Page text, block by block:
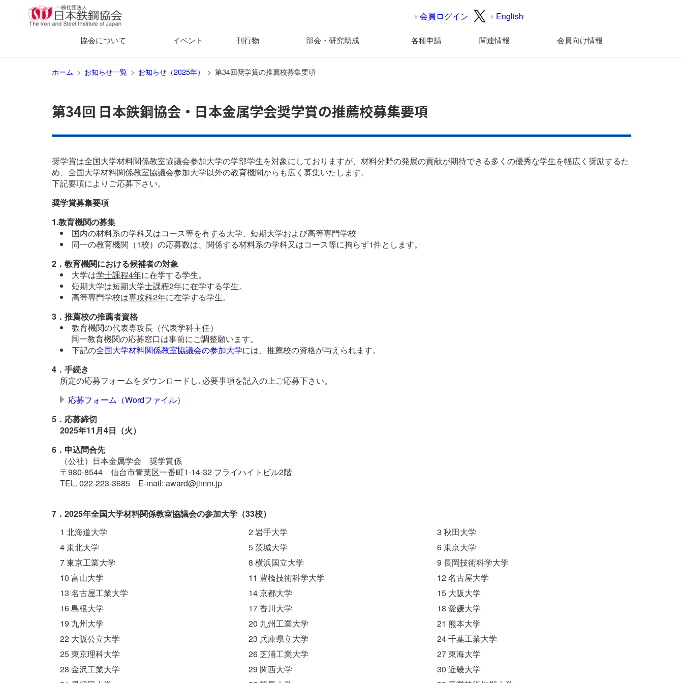
会員ログイン English
協会について イベント 刊行物 部会・研究助成 各種申請 関連情報 会員向け情報
ホーム お知らせ一覧 お知らせ（2025年） 第34回奨学賞の推薦校募集要項
第34回 日本鉄鋼協会・日本金属学会奨学賞の推薦校募集要項
奨学賞は全国大学材料関係教室協議会参加大学の学部学生を対象にしておりますが、材料分野の発展の貢献が期待できる多くの優秀な学生を幅広く奨励するた
め、全国大学材料関係教室協議会参加大学以外の教育機関からも広く募集いたします。
下記要項によりご応募下さい。
奨学賞募集要項
1.教育機関の募集
国内の材料系の学科又はコース等を有する大学、短期大学および高等専門学校
同一の教育機関（1校）の応募数は、関係する材料系の学科又はコース等に拘らず1件とします。
2．教育機関における候補者の対象
大学は学士課程4年に在学する学生。
短期大学は短期大学士課程2年に在学する学生。
高等専門学校は専攻科2年に在学する学生。
3．推薦校の推薦者資格
教育機関の代表専攻長（代表学科主任）
同一教育機関の応募窓口は事前にご調整願います。
下記の全国大学材料関係教室協議会の参加大学には、推薦校の資格が与えられます。
4．手続き
所定の応募フォームをダウンロードし､必要事項を記入の上ご応募下さい。
応募フォーム（Wordファイル）
5．応募締切
2025年11月4日（火）
6．申込問合先
（公社）日本金属学会 奨学賞係
〒980-8544 仙台市青葉区一番町1-14-32 フライハイトビル2階
TEL. 022-223-3685 E-mail: award@jimm.jp
7．2025年全国大学材料関係教室協議会の参加大学（33校）
1 北海道大学
2 岩手大学
3 秋田大学
4 東北大学
5 茨城大学
6 東京大学
7 東京工業大学
8 横浜国立大学
9 長岡技術科学大学
10 富山大学
11 豊橋技術科学大学
12 名古屋大学
13 名古屋工業大学
14 京都大学
15 大阪大学
16 島根大学
17 香川大学
18 愛媛大学
19 九州大学
20 九州工業大学
21 熊本大学
22 大阪公立大学
23 兵庫県立大学
24 千葉工業大学
25 東京理科大学
26 芝浦工業大学
27 東海大学
28 金沢工業大学
29 関西大学
30 近畿大学